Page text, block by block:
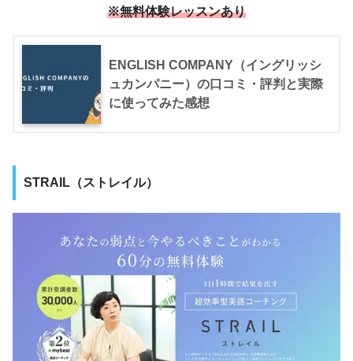
※無料体験レッスンあり
ENGLISH COMPANY（イングリッシ
ュカンパニー）の口コミ・評判と実際
に使ってみた感想
STRAIL（ストレイル）